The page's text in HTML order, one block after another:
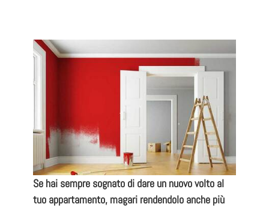
Se hai sempre sognato di dare un nuovo volto al
tuo appartamento, magari rendendolo anche più